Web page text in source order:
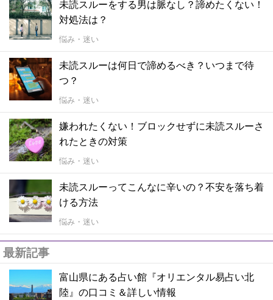
未読スルーをする男は脈なし？諦めたくない！
対処法は？
悩み・迷い
未読スルーは何日で諦めるべき？いつまで待
つ？
悩み・迷い
嫌われたくない！ブロックせずに未読スルーさ
れたときの対策
悩み・迷い
未読スルーってこんなに辛いの？不安を落ち着
ける方法
悩み・迷い
最新記事
富山県にある占い館『オリエンタル易占い北
陸』の口コミ＆詳しい情報